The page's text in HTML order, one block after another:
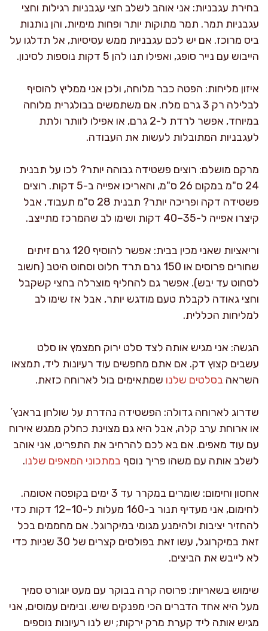
בחירת עגבניות: אני אוהב לשלב חצי עגבניות רגילות וחצי
עגבניות תמר. תמר מתוקות יותר ופחות מימיות, והן נותנות
ביס מרוכז. אם יש לכם עגבניות ממש עסיסיות, אל תדלגו על
הייבוש עם נייר סופג, ואפילו תנו להן 5 דקות נוספות לסינון.
איזון מליחות: הפטה כבר מלוחה, ולכן אני ממליץ להוסיף
לבלילה רק 3 גרם מלח. אם משתמשים בבולגרית מלוחה
במיוחד, אפשר לרדת ל-2 גרם, או אפילו לוותר ולתת
לעגבניות המתובלות לעשות את העבודה.
מרקם מושלם: רוצים פשטידה גבוהה יותר? לכו על תבנית
24 ס"מ במקום 26 ס"מ, והאריכו אפייה ב-5 דקות. רוצים
פשטידה דקה ופריכה יותר? תבנית 28 ס"מ תעבוד, אבל
קיצרו אפייה ל-35–40 דקות ושימו לב שהמרכז מתייצב.
וריאציות שאני מכין בבית: אפשר להוסיף 120 גרם זיתים
שחורים פרוסים או 150 גרם תרד חלוט וסחוט היטב (חשוב
לסחוט עד יבש). אפשר גם להחליף מוצרלה בחצי קשקבל
וחצי גאודה לקבלת טעם מודגש יותר, אבל אז שימו לב
למליחות הכללית.
הגשה: אני מגיש אותה לצד סלט ירוק חמצמץ או סלט
עשבים קצוץ דק. אם אתם מחפשים עוד רעיונות ליד, תמצאו
השראה בסלטים שלנו שמתאימים בול לארוחה כזאת.
שדרוג לארוחה גדולה: הפשטידה נהדרת על שולחן בראנץ’
או ארוחת ערב קלה, אבל היא גם מצוינת כחלק ממגש אירוח
עם עוד מאפים. אם בא לכם להרחיב את התפריט, אני אוהב
לשלב אותה עם משהו פריך נוסף במתכוני המאפים שלנו.
אחסון וחימום: שומרים במקרר עד 3 ימים בקופסה אטומה.
לחימום, אני מעדיף תנור ב-160 מעלות ל-10–12 דקות כדי
להחזיר יציבות ולהימנע מגומי במיקרוגל. אם מחממים בכל
זאת במיקרוגל, עשו זאת בפולסים קצרים של 30 שניות כדי
לא לייבש את הביצים.
שימוש בשאריות: פרוסה קרה בבוקר עם מעט יוגורט סמיך
מעל היא אחד הדברים הכי מפנקים שיש. ובימים עמוסים, אני
מגיש אותה ליד קערת מרק ירקות; יש לנו רעיונות נוספים